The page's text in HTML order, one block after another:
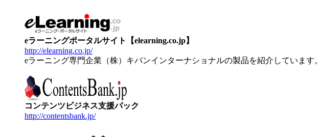
eラーニングポータルサイト【elearning.co.jp】
http://elearning.co.jp/
eラーニング専門企業（株）キバンインターナショナルの製品を紹介しています。
コンテンツビジネス支援パック
http://contentsbank.jp/